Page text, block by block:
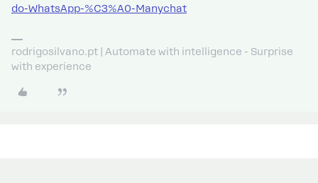
do-WhatsApp-%C3%A0-Manychat
rodrigosilvano.pt | Automate with intelligence - Surprise
with experience